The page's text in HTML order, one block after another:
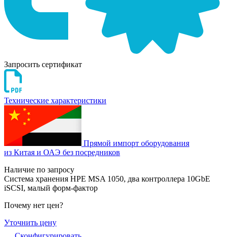
Запросить сертификат
Технические характеристики
Прямой импорт оборудования
из Китая и ОАЭ без посредников
Наличие по запросу
Система хранения HPE MSA 1050, два контроллера 10GbE
iSCSI, малый форм-фактор
Почему нет цен?
Уточнить цену